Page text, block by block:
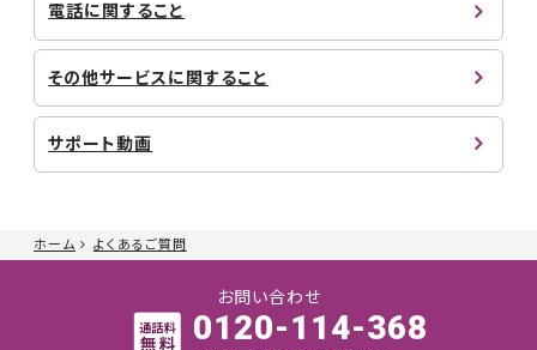
ホーム よくあるご質問
電話に関すること
その他サービスに関すること
サポート動画
お問い合わせ
0120-114-368